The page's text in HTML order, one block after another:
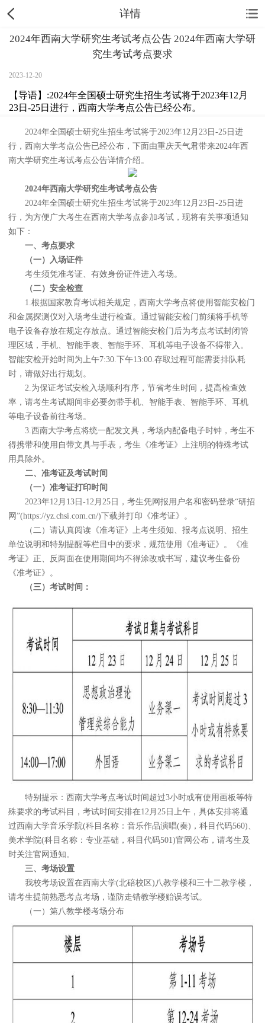
详情
2024年西南大学研究生考试考点公告 2024年西南大学研
究生考试考点要求
2023-12-20
【导语】:2024年全国硕士研究生招生考试将于2023年12月
23日-25日进行，西南大学考点公告已经公布。
2024年全国硕士研究生招生考试将于2023年12月23日-25日进
行，西南大学考点公告已经公布，下面由重庆天气君带来2024年西
南大学研究生考试考点公告详情介绍。
2024年西南大学研究生考试考点公告
2024年全国硕士研究生招生考试将于2023年12月23日-25日进
行，为方便广大考生在西南大学考点参加考试，现将有关事项通知
如下：
一、考点要求
（一）入场证件
考生须凭准考证、有效身份证件进入考场。
（二）安全检查
1.根据国家教育考试相关规定，西南大学考点将使用智能安检门
和金属探测仪对入场考生进行检查。通过智能安检门前须将手机等
电子设备存放在规定存放点。通过智能安检门后为考点考试封闭管
理区域，手机、智能手表、智能手环、耳机等电子设备不得带入。
智能安检开始时间为上午7:30.下午13:00.存取过程可能需要排队耗
时，请做好出行规划。
2.为保证考试安检入场顺利有序，节省考生时间，提高检查效
率，请考生考试期间非必要勿带手机、智能手表、智能手环、耳机
等电子设备前往考场。
3.西南大学考点将统一配发文具，考场内配备电子时钟，考生不
得携带和使用自带文具与手表，考生《准考证》上注明的特殊考试
用具除外。
二、准考证及考试时间
（一）准考证打印时间
2023年12月13日-12月25日，考生凭网报用户名和密码登录“研招
网”(https://yz.chsi.com.cn/)下载并打印《准考证》。
（二）请认真阅读《准考证》上考生须知、报考点说明、招生
单位说明和特别提醒等栏目中的要求，规范使用《准考证》。《准
考证》正、反两面在使用期间均不得涂改或书写，建议考生备份
《准考证》。
（三）考试时间：
特别提示：西南大学考点考试时间超过3小时或有使用画板等特
殊要求的考试科目，考试时间安排在12月25日上午，具体安排将通
过西南大学音乐学院(科目名称：音乐作品演唱(奏)，科目代码560)、
美术学院(科目名称：专业基础，科目代码501)官网公布，请考生及
时关注官网通知。
三、考场设置
我校考场设置在西南大学(北碚校区)八教学楼和三十二教学楼，
请考生提前熟悉考点考场，谨防走错教学楼贻误考试。
（一）第八教学楼考场分布